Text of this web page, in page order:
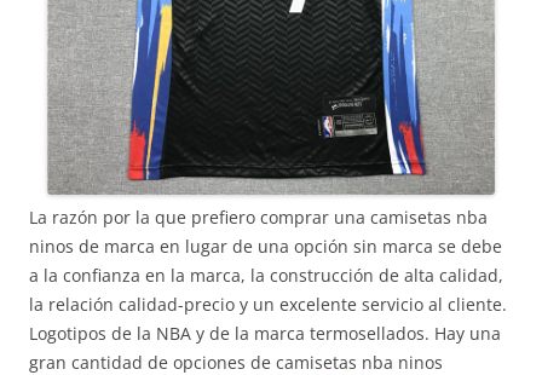
La razón por la que prefiero comprar una camisetas nba
ninos de marca en lugar de una opción sin marca se debe
a la confianza en la marca, la construcción de alta calidad,
la relación calidad-precio y un excelente servicio al cliente.
Logotipos de la NBA y de la marca termosellados. Hay una
gran cantidad de opciones de camisetas nba ninos